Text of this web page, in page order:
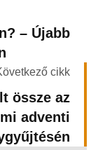
– Újabb
cikk
össze az
adventi